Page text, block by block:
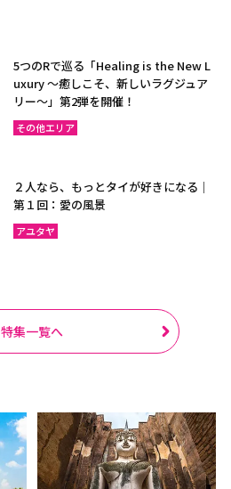
5つのRで巡る「Healing is the New L
uxury ～癒しこそ、新しいラグジュア
リー〜」第2弾を開催！
その他エリア
２人なら、もっとタイが好きになる｜
第１回：愛の風景
アユタヤ
特集一覧へ